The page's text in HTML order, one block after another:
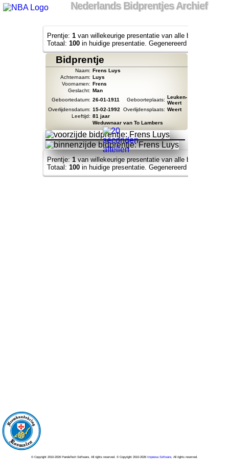
Nederlands Bidprentjes Archief
Prentje: 1 van willekeurige presentatie van alle bidprentjes.
Totaal: 100 in huidige presentatie. Gegenereerd op:
Bidprentje
Naam: Frens Luys
Achternaam: Luys
Voornamen: Frens
Geslacht: Man
Geboortedatum: 26-01-1911 Geboorteplaats: Leuken-
Weert
Overlijdensdatum: 15-02-1992 Overlijdensplaats: Weert
Leeftijd: 81 jaar
Weduwnaar van To Lambers
Prentje:1van willekeurige presentatie van alle bidprentjes.
Totaal: 100 in huidige presentatie. Gegenereerd op:
© Copyright 2010-2026 PandaTech Software, All rights reserved. © Copyright 2010-2026 Impeesa Software, All rights reserved.